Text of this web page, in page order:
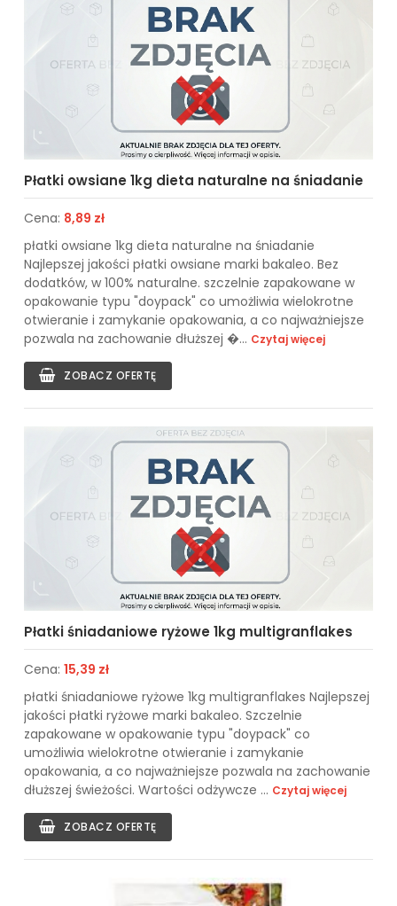
Płatki owsiane 1kg dieta naturalne na śniadanie
Cena: 8,89 zł
płatki owsiane 1kg dieta naturalne na śniadanie
Najlepszej jakości płatki owsiane marki bakaleo. Bez
dodatków, w 100% naturalne. szczelnie zapakowane w
opakowanie typu "doypack" co umożliwia wielokrotne
otwieranie i zamykanie opakowania, a co najważniejsze
pozwala na zachowanie dłuższej �... Czytaj więcej
ZOBACZ OFERTĘ
Płatki śniadaniowe ryżowe 1kg multigranflakes
Cena: 15,39 zł
płatki śniadaniowe ryżowe 1kg multigranflakes Najlepszej
jakości płatki ryżowe marki bakaleo. Szczelnie
zapakowane w opakowanie typu "doypack" co
umożliwia wielokrotne otwieranie i zamykanie
opakowania, a co najważniejsze pozwala na zachowanie
dłuższej świeżości. Wartości odżywcze ... Czytaj więcej
ZOBACZ OFERTĘ